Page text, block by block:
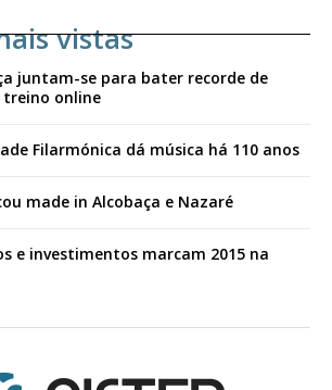
vistas
juntam-se para bater recorde de
online
Filarmónica dá música há 110 anos
made in Alcobaça e Nazaré
e investimentos marcam 2015 na